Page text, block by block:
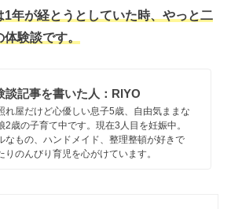
1年が経とうとしていた時、やっと二
験談です。
談記事を書いた人：RIYO
れ屋だけど心優しい息子5歳、自由気ままな
2歳の子育て中です。現在3人目を妊娠中。
なもの、ハンドメイド、整理整頓が好きで
りのんびり育児を心がけています。